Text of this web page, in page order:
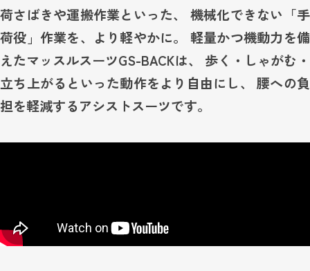
荷さばきや運搬作業といった、
機械化できない「手
荷役」作業を、より軽やかに。
軽量かつ機動力を備
えたマッスルスーツGS-BACKは、
歩く・しゃがむ・
立ち上がるといった動作をより自由にし、
腰への負
担を軽減するアシストスーツです。